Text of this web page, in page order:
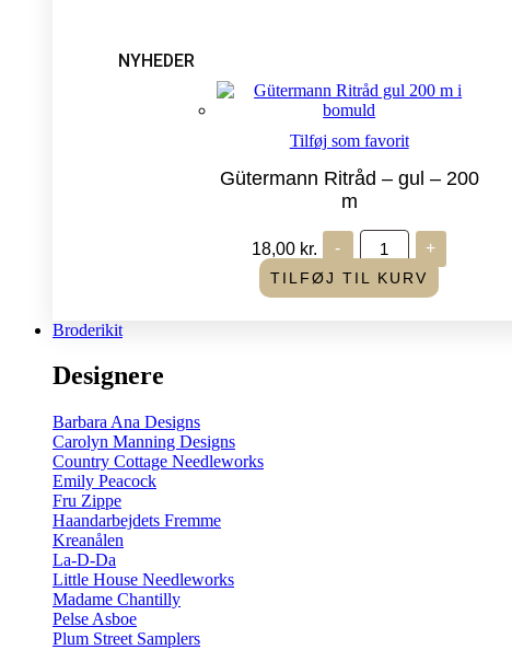
NYHEDER
Tilføj som favorit
Gütermann Ritråd – gul – 200
m
18,00 kr. -
Gütermann
Ritråd
-
gul
+
TILFØJ TIL KURV
Broderikit
Designere
Barbara Ana Designs
Carolyn Manning Designs
Country Cottage Needleworks
Emily Peacock
Fru Zippe
Haandarbejdets Fremme
Kreanålen
La-D-Da
Little House Needleworks
Madame Chantilly
Pelse Asboe
Plum Street Samplers